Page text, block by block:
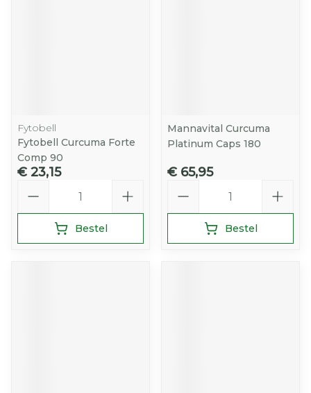
Fytobell
Fytobell Curcuma Forte
Comp 90
€ 23,15
Bestel
Mannavital Curcuma
Platinum Caps 180
€ 65,95
Bestel